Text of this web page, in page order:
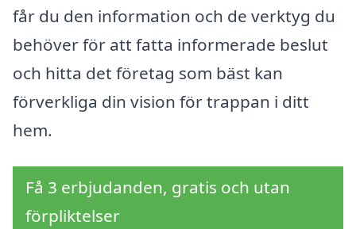
får du den information och de verktyg du
behöver för att fatta informerade beslut
och hitta det företag som bäst kan
förverkliga din vision för trappan i ditt
hem.
Få 3 erbjudanden, gratis och utan
förpliktelser